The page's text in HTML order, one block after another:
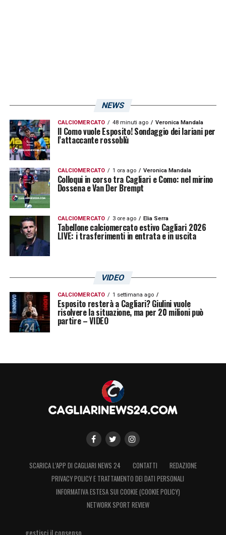
una ripartenza nerazzurra orchestrata da
Vavassori
83′CAMBI– Ancora sostituzioni per
ambedue le formazioni: dentro Mameli per
Del Pupo nel Cagliari e dentro Falleni per
Bernasconi nell’Atalanta
82′CARTELLINO GIALLO
Cagliari, il quarto della partita. Ammonito Del
Pupo che ferma fallosamente Colombo a
centrocampo
75′GOL CAGLIARI!Pareggio rossoblù con
Vitale! Calcio d’angolo battuto
altrettanto magistralmente. Pareggio
rossoblù che riequilibrano nuovamente
da parte di De Nipoti. Si accentra dalla
palla s’impenna e sbatte sull’esterno della
traversa di Iliev. Calcio d’angolo per i padroni
NEWS
CALCIOMERCATO 48 minuti ago Veronica Mandala
Il Como vuole Esposito! Sondaggio dei lariani per
l’attaccante rossoblù
CALCIOMERCATO 1 ora ago Veronica Mandala
Colloqui in corso tra Cagliari e Como: nel mirino
Dossena e Van Der Brempt
CALCIOMERCATO 3 ore ago Elia Serra
Tabellone calciomercato estivo Cagliari 2026
LIVE: i trasferimenti in entrata e in uscita
VIDEO
CALCIOMERCATO 1 settimana ago
Esposito resterà a Cagliari? Giulini vuole
risolvere la situazione, ma per 20 milioni può
partire – VIDEO
SCARICA L’APP DI CAGLIARI NEWS 24 CONTATTI
REDAZIONE
PRIVACY POLICY E TRATTAMENTO DEI DATI PERSONALI
INFORMATIVA ESTESA SUI COOKIE (COOKIE POLICY)
NETWORK SPORT REVIEW
gestisci il consenso